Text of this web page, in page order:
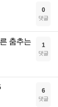
0
댓글
춤추는
1
댓글
6
댓글